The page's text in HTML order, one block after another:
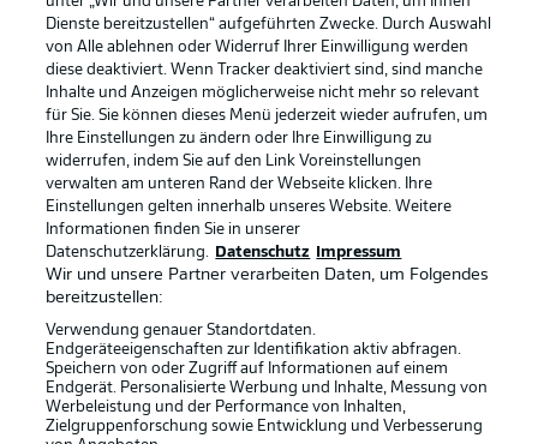
Rechtliche Hinweise Voreinstellungen verwalten
Datenschutz Nutzungsbedingungen
Broadcaster Kontakt
Jobs Impressum
Partner Spieler
Liveticker
Dienste bereitzustellen“ aufgeführten Zwecke. Durch Auswahl
von Alle ablehnen oder Widerruf Ihrer Einwilligung werden
diese deaktiviert. Wenn Tracker deaktiviert sind, sind manche
Inhalte und Anzeigen möglicherweise nicht mehr so relevant
für Sie. Sie können dieses Menü jederzeit wieder aufrufen, um
Ihre Einstellungen zu ändern oder Ihre Einwilligung zu
widerrufen, indem Sie auf den Link Voreinstellungen
verwalten am unteren Rand der Webseite klicken. Ihre
Einstellungen gelten innerhalb unseres Website. Weitere
Informationen finden Sie in unserer
Datenschutzerklärung.
Datenschutz Impressum
Wir und unsere Partner verarbeiten Daten, um Folgendes
bereitzustellen:
Verwendung genauer Standortdaten.
Endgeräteeigenschaften zur Identifikation aktiv abfragen.
Speichern von oder Zugriff auf Informationen auf einem
Endgerät. Personalisierte Werbung und Inhalte, Messung von
Werbeleistung und der Performance von Inhalten,
Zielgruppenforschung sowie Entwicklung und Verbesserung